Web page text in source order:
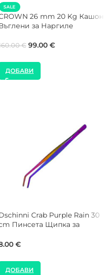
SALE
26 mm 20 Kg Кашон
за Наргиле
€ 99.00 €
ДОБАВИ
Crab Purple Rain 30
Пинсета Щипка за
€
ДОБАВИ